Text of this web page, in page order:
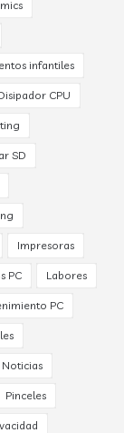
infantiles
CPU
SD
Impresoras
PC Labores
PC
Noticias
Pinceles